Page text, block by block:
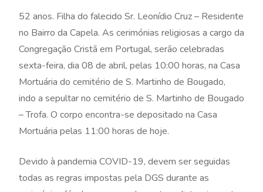
52 anos. Filha do falecido Sr. Leonídio Cruz – Residente
no Bairro da Capela. As cerimónias religiosas a cargo da
Congregação Cristã em Portugal, serão celebradas
sexta-feira, dia 08 de abril, pelas 10:00 horas, na Casa
Mortuária do cemitério de S. Martinho de Bougado,
indo a sepultar no cemitério de S. Martinho de Bougado
– Trofa. O corpo encontra-se depositado na Casa
Mortuária pelas 11:00 horas de hoje.
Devido à pandemia COVID-19, devem ser seguidas
todas as regras impostas pela DGS durante as